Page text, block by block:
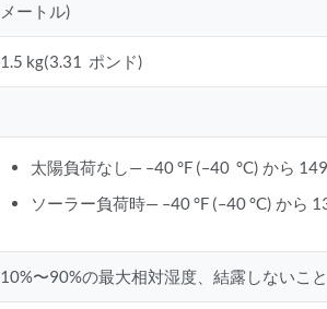
メートル)
1.5 kg(3.31 ポンド)
太陽負荷なし— –40 °F (–40 °C) から 149
ソーラー負荷時— –40 °F (–40 °C) から
10%〜90%の最大相対湿度、結露しないこと